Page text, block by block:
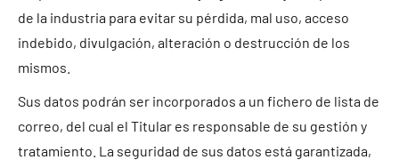
de la industria para evitar su pérdida, mal uso, acceso
indebido, divulgación, alteración o destrucción de los
mismos.
Sus datos podrán ser incorporados a un fichero de lista de
correo, del cual el Titular es responsable de su gestión y
tratamiento. La seguridad de sus datos está garantizada,